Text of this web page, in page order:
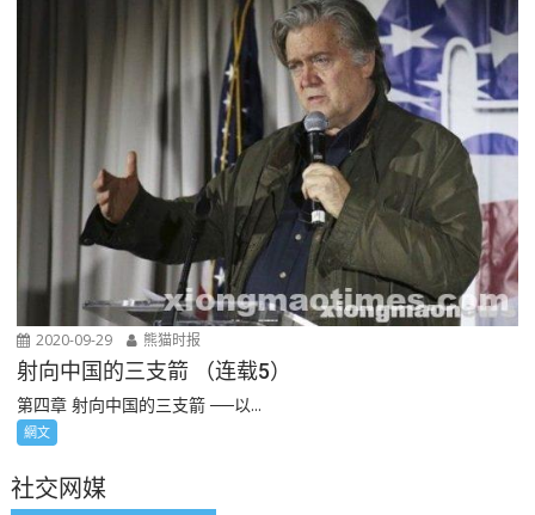
2020-09-29 熊猫时报
射向中国的三支箭 （连载5）
第四章 射向中国的三支箭 ──以...
網文
社交网媒